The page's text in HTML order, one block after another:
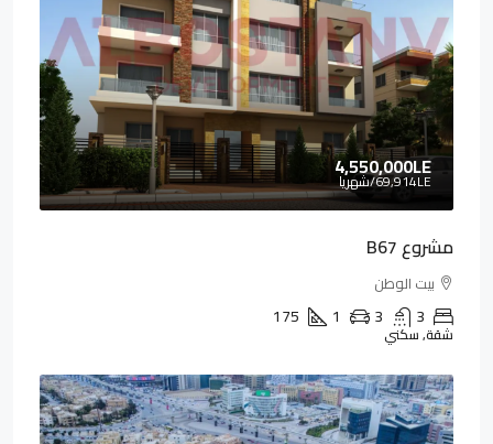
4,550,000LE
69,914LE/شهريا
مشروع B67
بيت الوطن
3
3
1
175
شقة, سكني